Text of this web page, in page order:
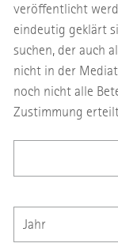
veröffentlicht
eindeutig geklärt
suchen, der auch
nicht in der
noch nicht alle
Zustimmung